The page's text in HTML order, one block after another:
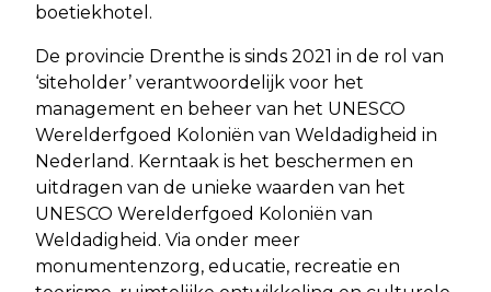
boetiekhotel.
De provincie Drenthe is sinds 2021 in de rol van
‘siteholder’ verantwoordelijk voor het
management en beheer van het UNESCO
Werelderfgoed Koloniën van Weldadigheid in
Nederland. Kerntaak is het beschermen en
uitdragen van de unieke waarden van het
UNESCO Werelderfgoed Koloniën van
Weldadigheid. Via onder meer
monumentenzorg, educatie, recreatie en